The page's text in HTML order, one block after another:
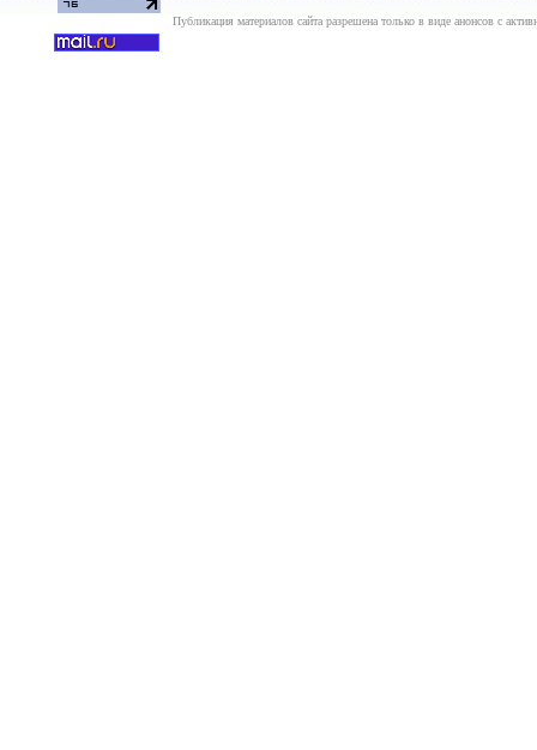
Публикация материалов сайта разрешена только в виде анонсов с